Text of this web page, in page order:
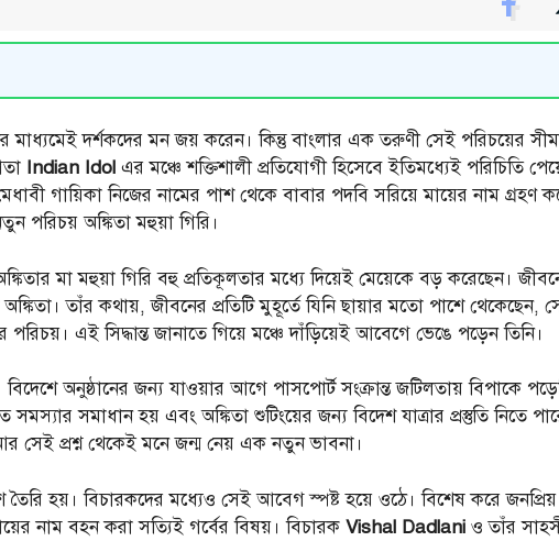
মাধ্যমেই দর্শকদের মন জয় করেন। কিন্তু বাংলার এক তরুণী সেই পরিচয়ের
Indian Idol এর মঞ্চে শক্তিশালী প্রতিযোগী হিসেবে ইতিমধ্যেই পরিচিতি
গায়িকা নিজের নামের পাশ থেকে বাবার পদবি সরিয়ে মায়ের নাম গ্রহণ
পরিচয় অঙ্কিতা মহুয়া গিরি।
মা মহুয়া গিরি বহু প্রতিকূলতার মধ্যে দিয়েই মেয়েকে বড় করেছেন।
তাঁর কথায়, জীবনের প্রতিটি মুহূর্তে যিনি ছায়ার মতো পাশে
এই সিদ্ধান্ত জানাতে গিয়ে মঞ্চে দাঁড়িয়েই আবেগে ভেঙে পড়েন তিনি।
অনুষ্ঠানের জন্য যাওয়ার আগে পাসপোর্ট সংক্রান্ত জটিলতায় বিপাকে
সমাধান হয় এবং অঙ্কিতা শুটিংয়ের জন্য বিদেশ যাত্রার প্রস্তুতি নিতে
সেই প্রশ্ন থেকেই মনে জন্ম নেয় এক নতুন ভাবনা।
হয়। বিচারকদের মধ্যেও সেই আবেগ স্পষ্ট হয়ে ওঠে। বিশেষ করে
নাম বহন করা সত্যিই গর্বের বিষয়। বিচারক Vishal Dadlani ও তাঁর